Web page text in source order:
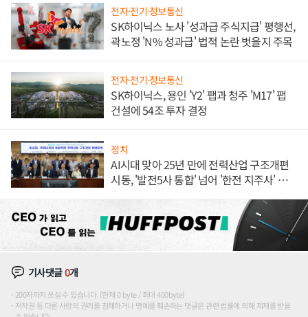
전자·전기·정보통신
SK하이닉스 노사 '성과급 주식지급' 평행선,
곽노정 'N% 성과급' 법적 논란 벗을지 주목
전자·전기·정보통신
SK하이닉스, 용인 'Y2' 팹과 청주 'M17' 팹
건설에 54조 투자 결정
정치
AI시대 맞아 25년 만에 전력산업 구조개편
시동, '발전5사 통합' 넘어 '한전 지주사' 재편
기사댓글0개
200자까지 쓰실 수 있습니다. (현재 0 byte / 최대 400byte)
저작권 등 다른 사람의 권리를 침해하거나 명예를 훼손하는 댓글은 관련 법률에 의해 제재를 받을